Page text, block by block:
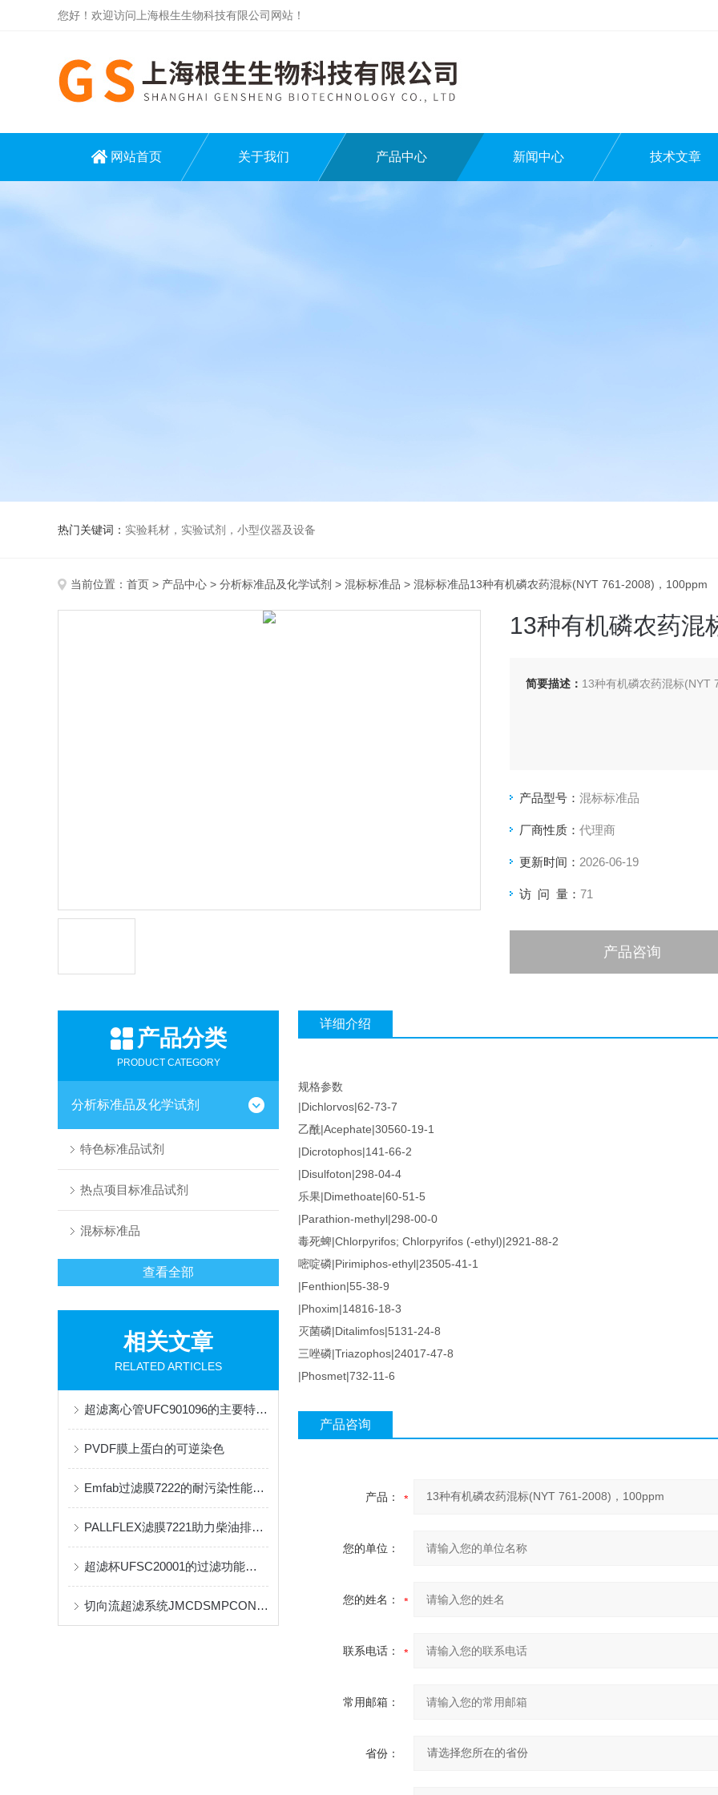
您好！欢迎访问上海根生生物科技有限公司网站！
网站首页 关于我们 产品中心 新闻中心 技术文章
热门关键词： 实验耗材，实验试剂，小型仪器及设备
当前位置： 首页 > 产品中心 > 分析标准品及化学试剂 > 混标标准品 > 混标标准品13种有机磷农药混标(NYT 761-2008)，100ppm
13种有机磷农药混
简要描述： 13种有机磷农药混标(NYT
产品型号： 混标标准品
厂商性质： 代理商
更新时间： 2026-06-19
访 问 量： 71
产品咨询
产品分类
PRODUCT CATEGORY
分析标准品及化学试剂
特色标准品试剂
热点项目标准品试剂
混标标准品
查看全部
相关文章
RELATED ARTICLES
超滤离心管UFC901096的主要特点和使用注意事项
PVDF膜上蛋白的可逆染色
Emfab过滤膜7222的耐污染性能与清洁策略
PALLFLEX滤膜7221助力柴油排放物精准检测
超滤杯UFSC20001的过滤功能和创新设计介绍
切向流超滤系统JMCDSMPCON的性能优化与应用技巧分析
详细介绍
规格参数
|Dichlorvos|62-73-7
乙酰|Acephate|30560-19-1
|Dicrotophos|141-66-2
|Disulfoton|298-04-4
乐果|Dimethoate|60-51-5
|Parathion-methyl|298-00-0
毒死蜱|Chlorpyrifos; Chlorpyrifos (-ethyl)|2921-88-2
嘧啶磷|Pirimiphos-ethyl|23505-41-1
|Fenthion|55-38-9
|Phoxim|14816-18-3
灭菌磷|Ditalimfos|5131-24-8
三唑磷|Triazophos|24017-47-8
|Phosmet|732-11-6
产品咨询
产品：
您的单位：
您的姓名：
联系电话：
常用邮箱：
省份：